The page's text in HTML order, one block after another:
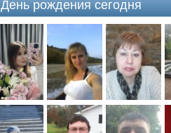
День рождения сегодня